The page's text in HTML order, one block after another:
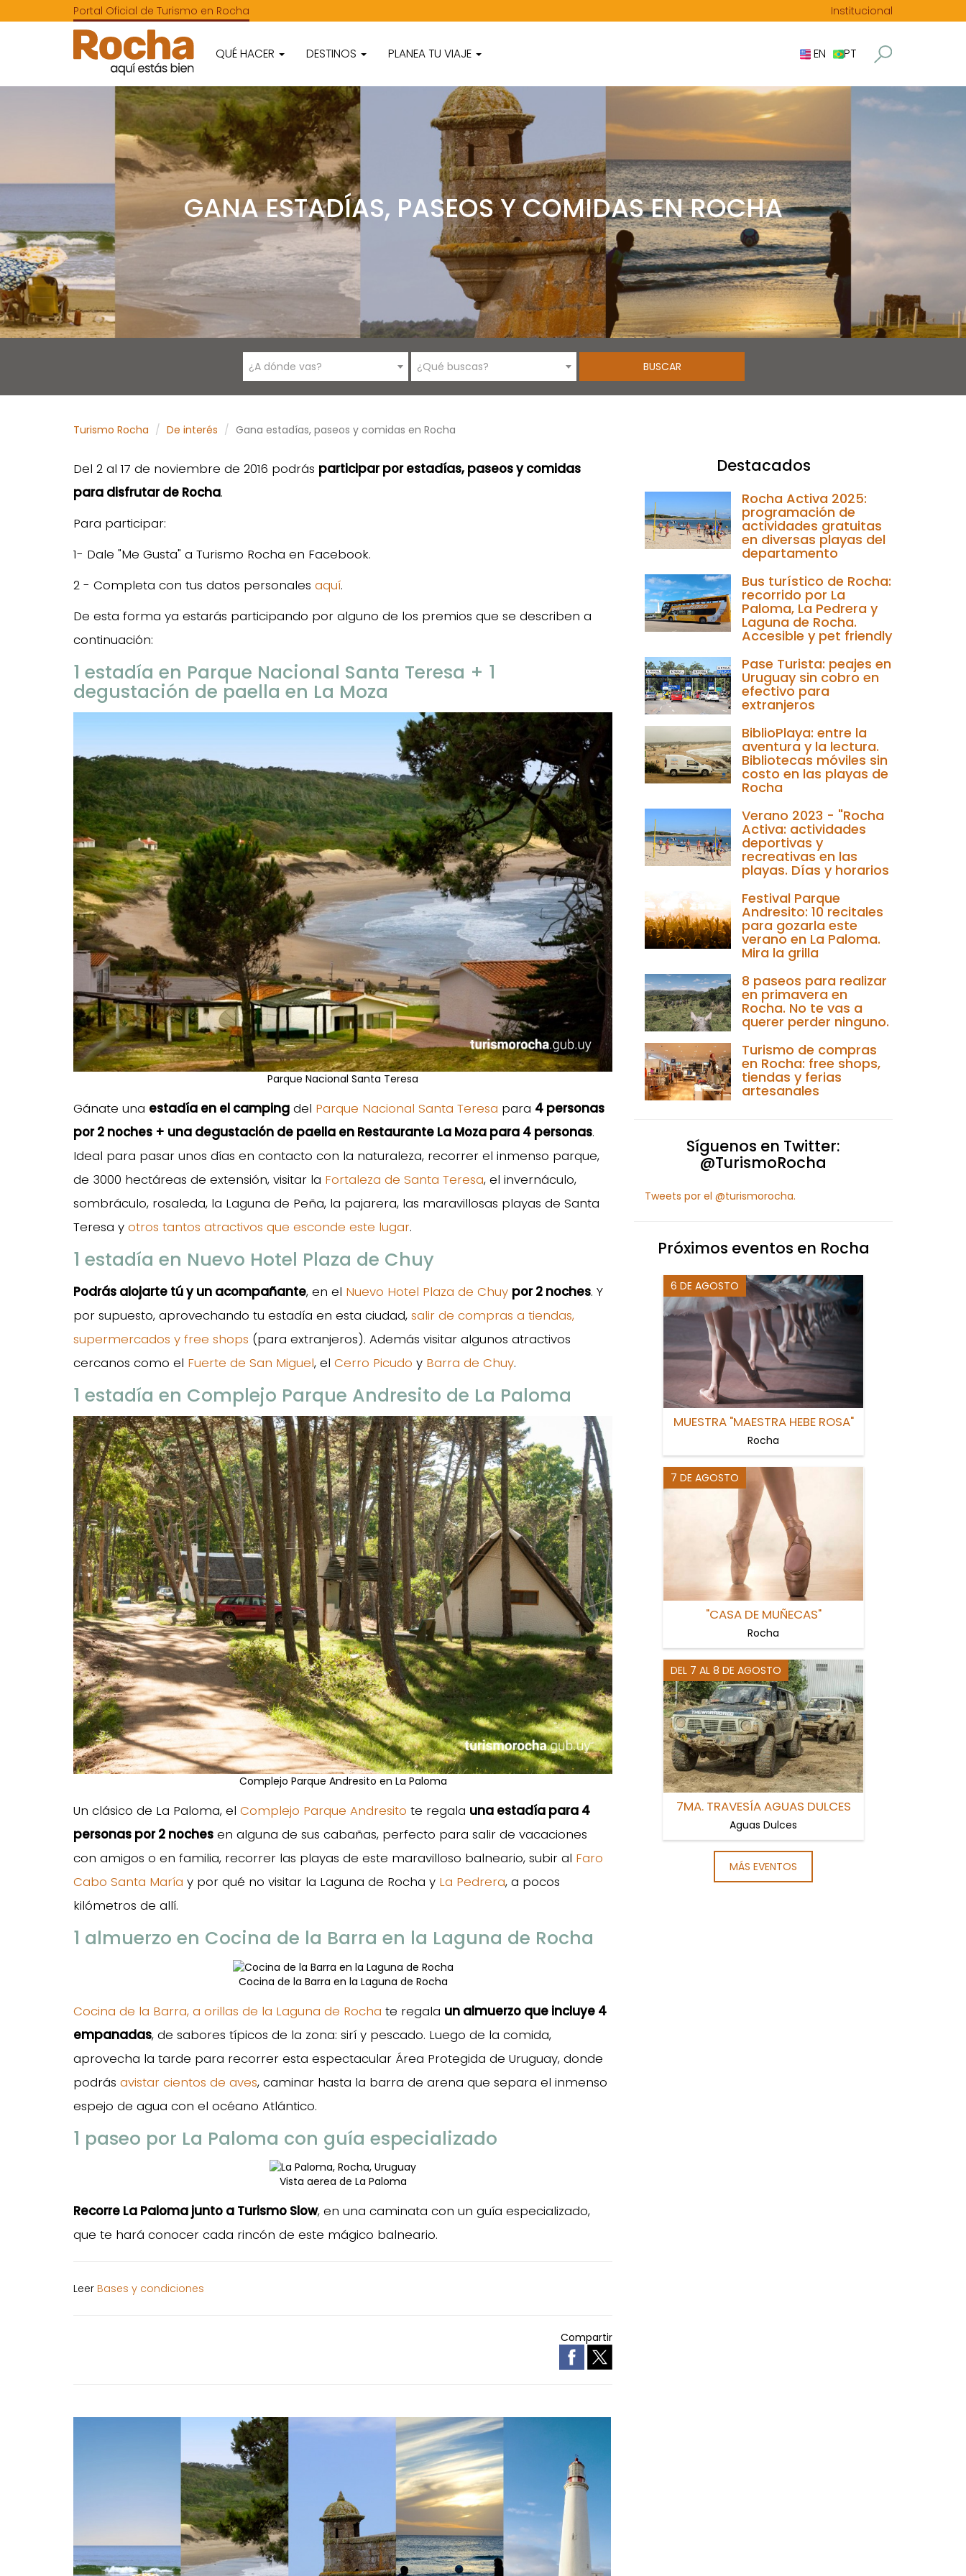
Portal Oficial de Turismo en Rocha Institucional
QUÉ HACER DESTINOS PLANEA TU VIAJE EN PT
GANA ESTADÍAS, PASEOS Y COMIDAS EN ROCHA
¿A dónde vas? ¿Qué buscas?
Turismo Rocha De interés Gana estadías, paseos y comidas en Rocha
Del 2 al 17 de noviembre de 2016 podrás participar por estadías, paseos y comidas
para disfrutar de Rocha.
Para participar:
1- Dale "Me Gusta" a Turismo Rocha en Facebook.
2 - Completa con tus datos personales aquí.
De esta forma ya estarás participando por alguno de los premios que se describen a
continuación:
1 estadía en Parque Nacional Santa Teresa + 1
degustación de paella en La Moza
Parque Nacional Santa Teresa
Gánate una estadía en el camping del Parque Nacional Santa Teresa para 4 personas
por 2 noches + una degustación de paella en Restaurante La Moza para 4 personas.
Ideal para pasar unos días en contacto con la naturaleza, recorrer el inmenso parque,
de 3000 hectáreas de extensión, visitar la Fortaleza de Santa Teresa, el invernáculo,
sombráculo, rosaleda, la Laguna de Peña, la pajarera, las maravillosas playas de Santa
Teresa y otros tantos atractivos que esconde este lugar.
1 estadía en Nuevo Hotel Plaza de Chuy
Podrás alojarte tú y un acompañante, en el Nuevo Hotel Plaza de Chuy por 2 noches. Y
por supuesto, aprovechando tu estadía en esta ciudad, salir de compras a tiendas,
supermercados y free shops (para extranjeros). Además visitar algunos atractivos
cercanos como el Fuerte de San Miguel, el Cerro Picudo y Barra de Chuy.
1 estadía en Complejo Parque Andresito de La Paloma
Complejo Parque Andresito en La Paloma
Un clásico de La Paloma, el Complejo Parque Andresito te regala una estadía para 4
personas por 2 noches en alguna de sus cabañas, perfecto para salir de vacaciones
con amigos o en familia, recorrer las playas de este maravilloso balneario, subir al Faro
Cabo Santa María y por qué no visitar la Laguna de Rocha y La Pedrera, a pocos
kilómetros de allí.
1 almuerzo en Cocina de la Barra en la Laguna de Rocha
Cocina de la Barra en la Laguna de Rocha
Cocina de la Barra, a orillas de la Laguna de Rocha te regala un almuerzo que incluye 4
empanadas, de sabores típicos de la zona: sirí y pescado. Luego de la comida,
aprovecha la tarde para recorrer esta espectacular Área Protegida de Uruguay, donde
podrás avistar cientos de aves, caminar hasta la barra de arena que separa el inmenso
espejo de agua con el océano Atlántico.
1 paseo por La Paloma con guía especializado
Vista aerea de La Paloma
Recorre La Paloma junto a Turismo Slow, en una caminata con un guía especializado,
que te hará conocer cada rincón de este mágico balneario.
Leer Bases y condiciones
Compartir
Destacados
Rocha Activa 2025:
programación de
actividades gratuitas
en diversas playas del
departamento
Bus turístico de Rocha:
recorrido por La
Paloma, La Pedrera y
Laguna de Rocha.
Accesible y pet friendly
Pase Turista: peajes en
Uruguay sin cobro en
efectivo para
extranjeros
BiblioPlaya: entre la
aventura y la lectura.
Bibliotecas móviles sin
costo en las playas de
Rocha
Verano 2023 - "Rocha
Activa: actividades
deportivas y
recreativas en las
playas. Días y horarios
Festival Parque
Andresito: 10 recitales
para gozarla este
verano en La Paloma.
Mira la grilla
8 paseos para realizar
en primavera en
Rocha. No te vas a
querer perder ninguno.
Turismo de compras
en Rocha: free shops,
tiendas y ferias
artesanales
Síguenos en Twitter:
@TurismoRocha
Tweets por el @turismorocha.
Próximos eventos en Rocha
6 DE AGOSTO
MUESTRA "MAESTRA HEBE ROSA"
Rocha
7 DE AGOSTO
"CASA DE MUÑECAS"
Rocha
DEL 7 AL 8 DE AGOSTO
7MA. TRAVESÍA AGUAS DULCES
Aguas Dulces
MÁS EVENTOS